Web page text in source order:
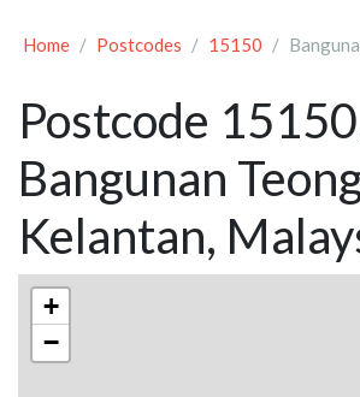
Home Postcodes 15150
Postcode
Bangunan
Kelantan,
+
−